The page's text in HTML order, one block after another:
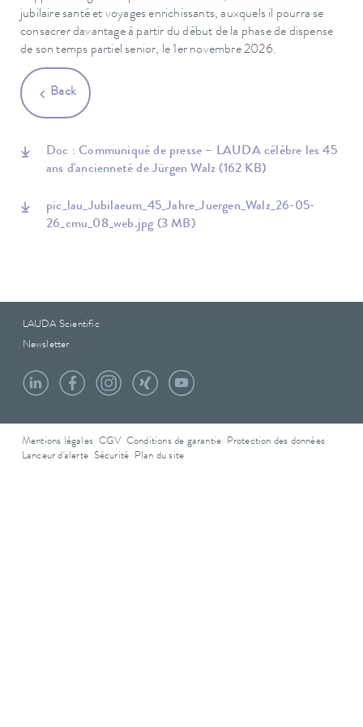
jubilaire santé et voyages enrichissants, auxquels il pourra se
consacrer davantage à partir du début de la phase de dispense
de son temps partiel senior, le 1er novembre 2026.
Back
Doc : Communiqué de presse – LAUDA célèbre les 45
ans d'ancienneté de Jürgen Walz (162 KB)
pic_lau_Jubilaeum_45_Jahre_Juergen_Walz_26-05-
26_cmu_08_web.jpg (3 MB)
LAUDA Scientific
Newsletter
Mentions légales CGV Conditions de garantie
Protection des données
Lanceur d'alerte Sécurité Plan du site